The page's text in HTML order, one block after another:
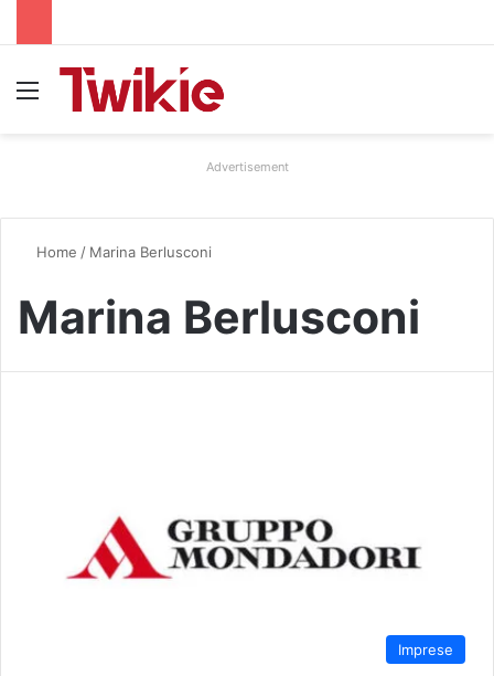
Advertisement
Home / Marina Berlusconi
Marina Berlusconi
Imprese